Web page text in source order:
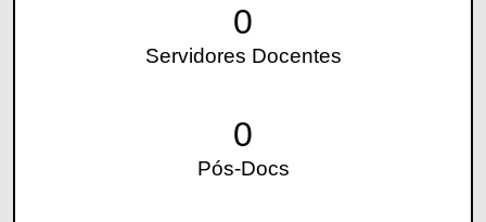
0
Servidores Docentes
0
Pós-Docs